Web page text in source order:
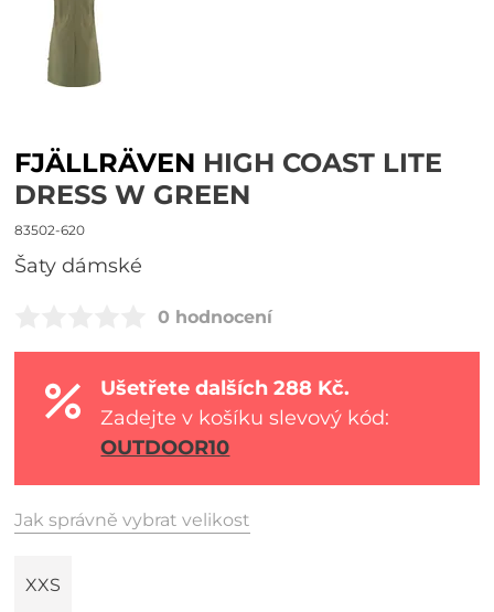
FJÄLLRÄVEN HIGH COAST LITE
DRESS W GREEN
83502-620
šaty dámské
0 hodnocení
Ušetřete dalších 288 Kč.
Zadejte v košíku slevový kód:
OUTDOOR10
Jak správně vybrat velikost
XXS